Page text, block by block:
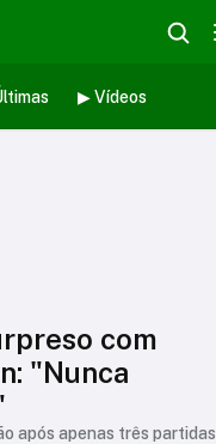
▶ Vídeos
com
"Nunca
após apenas três partidas